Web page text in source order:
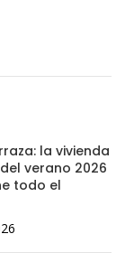
la vivienda
verano 2026
todo el